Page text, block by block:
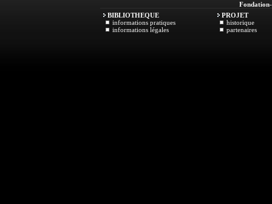
Fondation
BIBLIOTHEQUE
informations pratiques
informations légales
PROJET
historique
partenaires